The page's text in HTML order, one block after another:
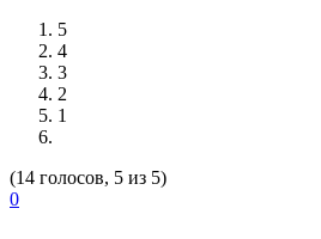
5
4
3
2
1
(14 голосов, 5 из 5)
0